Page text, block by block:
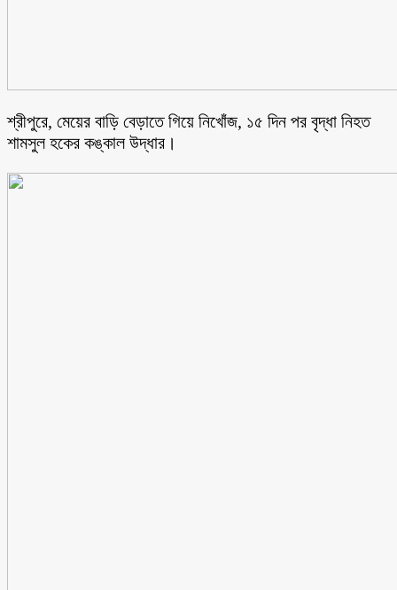
শ্রীপুরে, মেয়ের বাড়ি বেড়াতে গিয়ে নিখোঁজ, ১৫ দিন পর বৃদ্ধা নিহত
শামসুল হকের কঙ্কাল উদ্ধার।